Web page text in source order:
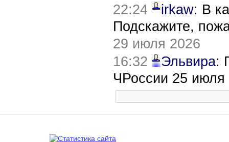
22:24
irkaw: В
Подскажите,
29 июля 2026
16:32
Эльвира:
ЧРоссии 25 июля